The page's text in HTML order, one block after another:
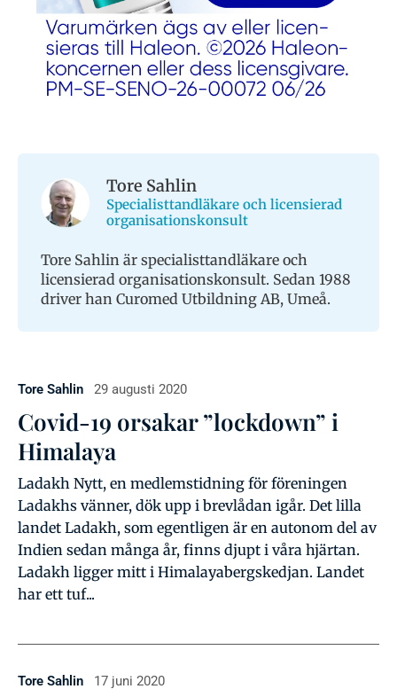
Tore Sahlin
Specialisttandläkare och licensierad
organisationskonsult
Tore Sahlin är specialisttandläkare och
licensierad organisationskonsult. Sedan 1988
driver han Curomed Utbildning AB, Umeå.
Tore Sahlin 29 augusti 2020
Covid-19 orsakar ”lockdown” i
Himalaya
Ladakh Nytt, en medlemstidning för föreningen
Ladakhs vänner, dök upp i brevlådan igår. Det lilla
landet Ladakh, som egentligen är en autonom del av
Indien sedan många år, finns djupt i våra hjärtan.
Ladakh ligger mitt i Himalayabergskedjan. Landet
har ett tuf...
Tore Sahlin 17 juni 2020